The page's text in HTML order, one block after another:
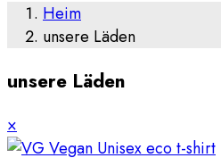
Heim
unsere Läden
unsere Läden
×